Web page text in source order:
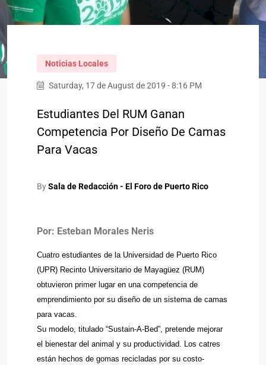
Noticias Locales
Saturday, 17 de August de 2019 - 8:16 PM
Estudiantes Del RUM Ganan
Competencia Por Diseño De Camas
Para Vacas
BySala de Redacción - El Foro de Puerto Rico
Por: Esteban Morales Neris
Cuatro estudiantes de la Universidad de Puerto Rico
(UPR) Recinto Universitario de Mayagüez (RUM)
obtuvieron primer lugar en una competencia de
emprendimiento por su diseño de un sistema de camas
para vacas.
Su modelo, titulado “Sustain-A-Bed”, pretende mejorar
el bienestar del animal y su productividad. Los catres
están hechos de gomas recicladas por su costo-